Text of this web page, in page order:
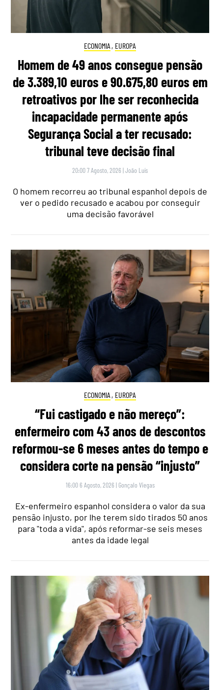
ECONOMIA , EUROPA
Homem de 49 anos consegue pensão
de 3.389,10 euros e 90.675,80 euros em
retroativos por lhe ser reconhecida
incapacidade permanente após
Segurança Social a ter recusado:
tribunal teve decisão final
20:00 7 Agosto, 2026 |João Luís
O homem recorreu ao tribunal espanhol depois de
ver o pedido recusado e acabou por conseguir
uma decisão favorável
ECONOMIA , EUROPA
“Fui castigado e não mereço”:
enfermeiro com 43 anos de descontos
reformou-se 6 meses antes do tempo e
considera corte na pensão “injusto”
16:00 6 Agosto, 2026 | Gonçalo Viegas
Ex-enfermeiro espanhol considera o valor da sua
pensão injusto, por lhe terem sido tirados 50 anos
para "toda a vida", após reformar-se seis meses
antes da idade legal